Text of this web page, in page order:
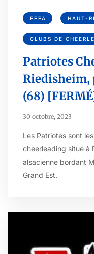
FFFA HAUT-
CLUBS DE
Patriotes
Riedisheim,
(68)
30 octobre, 2023
Les Patriotes sont
cheerleading situé à
alsacienne bordant
Grand Est.